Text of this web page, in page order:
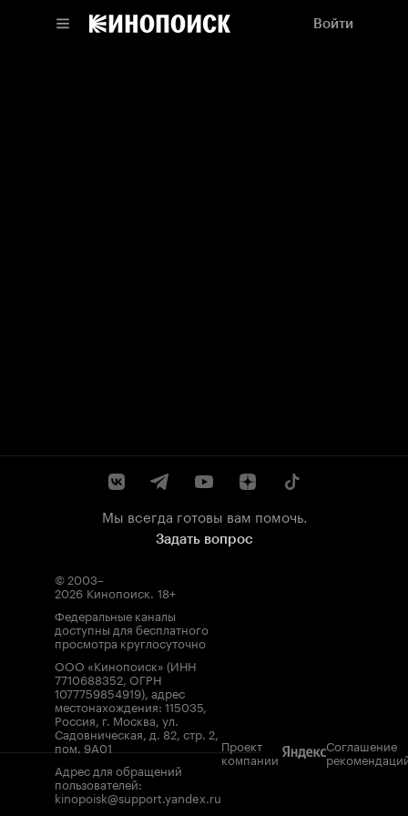
Войти
Мы всегда готовы вам помочь.
Задать вопрос
© 2003–
2026 Кинопоиск. 18+
Федеральные каналы
доступны для бесплатного
просмотра круглосуточно
ООО «Кинопоиск» (ИНН
7710688352, ОГРН
1077759854919), адрес
местонахождения: 115035,
Россия, г. Москва, ул.
Садовническая, д. 82, стр. 2,
пом. 9А01
Адрес для обращений
пользователей:
kinopoisk@support.yandex.ru
Проект
компании
Соглашение